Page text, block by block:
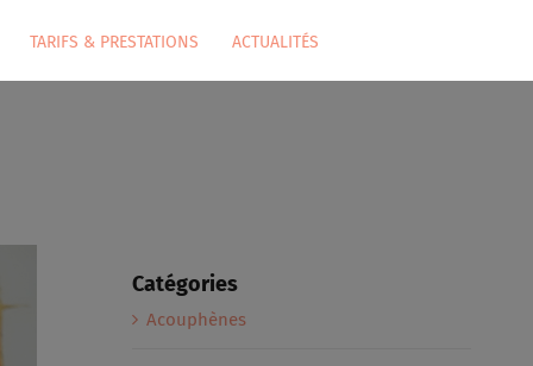
TARIFS & PRESTATIONS ACTUALITÉS
Catégories
Acouphènes